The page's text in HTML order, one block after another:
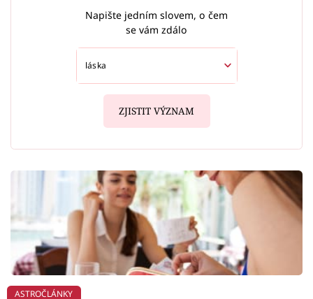
Napište jedním slovem, o čem
se vám zdálo
ZJISTIT VÝZNAM
ASTROČLÁNKY